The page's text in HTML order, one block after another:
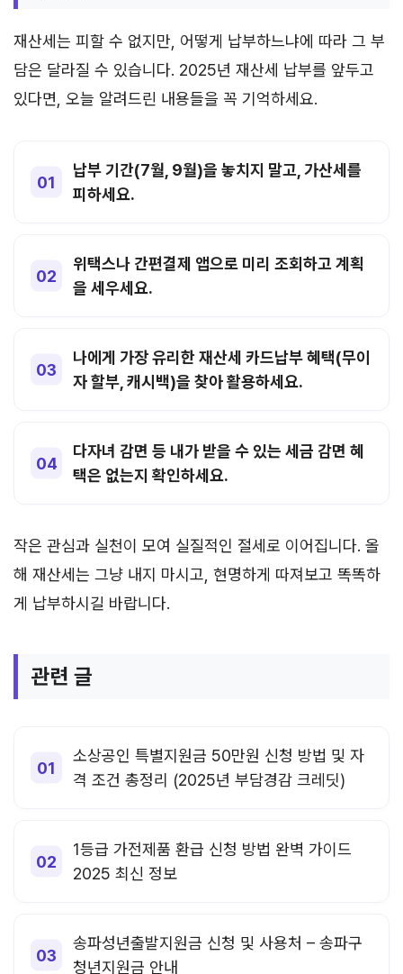
재산세는 피할 수 없지만, 어떻게 납부하느냐에 따라 그 부
담은 달라질 수 있습니다. 2025년 재산세 납부를 앞두고
있다면, 오늘 알려드린 내용들을 꼭 기억하세요.
납부 기간(7월, 9월)을 놓치지 말고, 가산세를
피하세요.
위택스나 간편결제 앱으로 미리 조회하고 계획
을 세우세요.
나에게 가장 유리한 재산세 카드납부 혜택(무이
자 할부, 캐시백)을 찾아 활용하세요.
다자녀 감면 등 내가 받을 수 있는 세금 감면 혜
택은 없는지 확인하세요.
작은 관심과 실천이 모여 실질적인 절세로 이어집니다. 올
해 재산세는 그냥 내지 마시고, 현명하게 따져보고 똑똑하
게 납부하시길 바랍니다.
관련 글
소상공인 특별지원금 50만원 신청 방법 및 자
격 조건 총정리 (2025년 부담경감 크레딧)
1등급 가전제품 환급 신청 방법 완벽 가이드
2025 최신 정보
송파성년출발지원금 신청 및 사용처 – 송파구
청년지원금 안내